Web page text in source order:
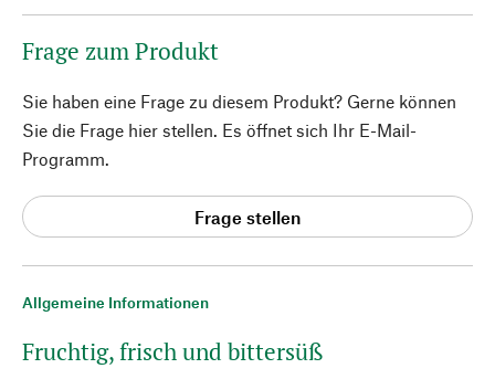
Allgemeine Informationen
Fruchtig, frisch und bittersüß
Frage zum Produkt
Sie haben eine Frage zu diesem Produkt? Gerne können
Sie die Frage hier stellen. Es öffnet sich Ihr E-Mail-
Programm.
Frage stellen